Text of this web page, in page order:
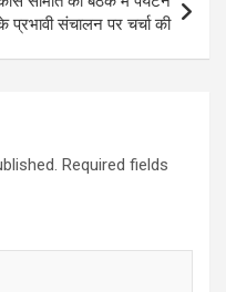
प्रभावी संचालन पर चर्चा की
Required fields